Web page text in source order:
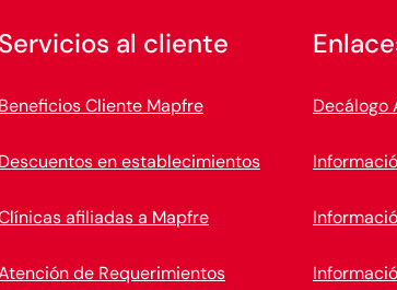
Servicios al cliente
Beneficios Cliente Mapfre
Descuentos en establecimientos
afiliadas a Mapfre
de Requerimientos
Decálogo